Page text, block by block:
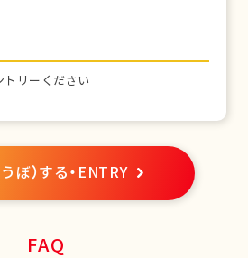
リーください
ぼ）する・ENTRY
FAQ